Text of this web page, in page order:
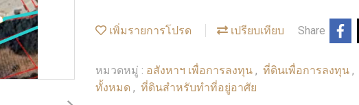
เพิ่มรายการโปรด เปรียบเทียบ Share
หมวดหมู่ : อสังหาฯ เพื่อการลงทุน , ที่ดินเพื่อการลงทุน ,
ทั้งหมด , ที่ดินสำหรับทำที่อยู่อาศัย